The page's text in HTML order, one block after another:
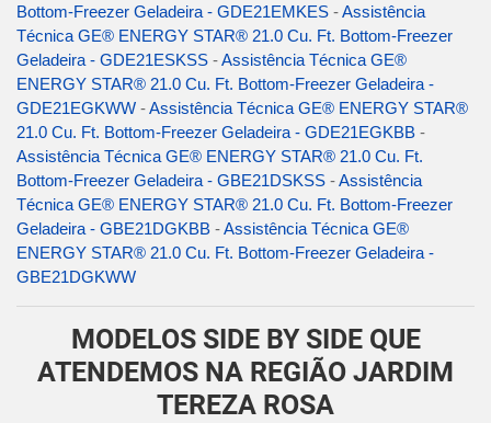
Bottom-Freezer Geladeira - GDE21EMKES -Assistência
Técnica GE® ENERGY STAR® 21.0 Cu. Ft. Bottom-Freezer
Geladeira - GDE21ESKSS -Assistência Técnica GE®
ENERGY STAR® 21.0 Cu. Ft. Bottom-Freezer Geladeira -
GDE21EGKWW -Assistência Técnica GE® ENERGY STAR®
21.0 Cu. Ft. Bottom-Freezer Geladeira - GDE21EGKBB -
Assistência Técnica GE® ENERGY STAR® 21.0 Cu. Ft.
Bottom-Freezer Geladeira - GBE21DSKSS -Assistência
Técnica GE® ENERGY STAR® 21.0 Cu. Ft. Bottom-Freezer
Geladeira - GBE21DGKBB -Assistência Técnica GE®
ENERGY STAR® 21.0 Cu. Ft. Bottom-Freezer Geladeira -
GBE21DGKWW
MODELOS SIDE BY SIDE QUE
ATENDEMOS NA REGIÃO JARDIM
TEREZA ROSA